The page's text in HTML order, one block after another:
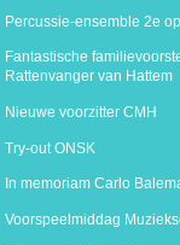
Percussie-ensemble 2e
Fantastische
Rattenvanger van Hattem
Nieuwe voorzitter CMH
Try-out ONSK
In memoriam Carlo
Voorspeelmiddag